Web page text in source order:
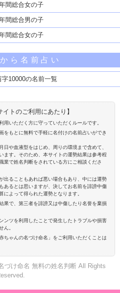
間総合女の子
間総合男の子
間総合女の子
ら名前占い
10000の名前一覧
トのご利用にあたり】
いただく方に守っていただくルールです。
をもとに無料で手軽に名付けの名前占いができ
や血液型をはじめ、周りの環境まで含めて、
ます。そのため、本サイトの運勢結果は参考程
業で姓名判断をされている方にご相談くださ
出ることもあれば悪い場合もあり、中には運勢
あるとは思いますが、決してお名前を誹謗中傷
よって得られた運勢となります。
果で、第三者を誹謗又は中傷したり名誉を棄損
ンツを利用したことで発生したトラブルや損害
ん。
ちゃんの名づけ命名」をご利用いただくことは
づけ命名 無料の姓名判断 All Rights